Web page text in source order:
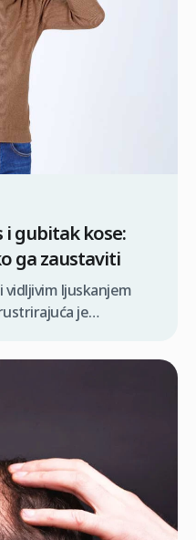
gubitak kose:
ga zaustaviti
ljuskanjem
je
kose. Iako je
Mnogi ljudi […]